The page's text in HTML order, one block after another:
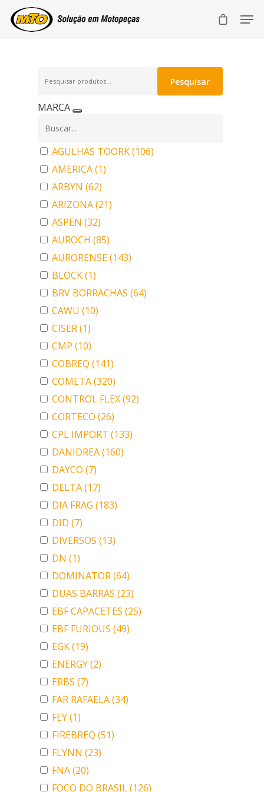
por:
Pesquisar
MARCA
AGULHAS TOORK(106)
AMERICA(1)
ARBYN (62)
ARIZONA(21)
ASPEN (32)
AUROCH (85)
AURORENSE(143)
BLOCK(1)
BRV BORRACHAS (64)
CAWU (10)
CISER(1)
CMP (10)
COBREQ (141)
COMETA(320)
CONTROL FLEX(92)
CORTECO (26)
CPL IMPORT (133)
DANIDREA(160)
DAYCO (7)
DELTA(17)
DIA FRAG (183)
DID (7)
DIVERSOS (13)
DN (1)
DOMINATOR(64)
DUAS BARRAS (23)
EBF CAPACETES (25)
EBF FURIOUS (49)
EGK(19)
ENERGY(2)
ERBS (7)
FAR RAFAELA(34)
FEY(1)
FIREBREQ (51)
FLYNN (23)
FNA(20)
FOCO DO BRASIL(126)